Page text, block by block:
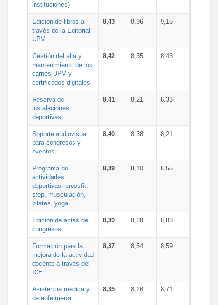
instituciones)
Edición de libros a
través de la Editorial
UPV
8,43 8,96 9,15
Gestión del alta y
mantenimiento de los
carnés UPV y
certificados digitales
8,42 8,35 8,43
Reserva de
instalaciones
deportivas
8,41 8,21 8,33
Soporte audiovisual
para congresos y
eventos
8,40 8,38 8,21
Programa de
actividades
deportivas: crossfit,
step, musculación,
pilates, yoga...
8,39 8,10 8,55
Edición de actas de
congresos
8,39 8,28 8,83
Formación para la
mejora de la actividad
docente a través del
ICE
8,37 8,54 8,59
Asistencia médica y
de enfermería
8,35 8,26 8,71